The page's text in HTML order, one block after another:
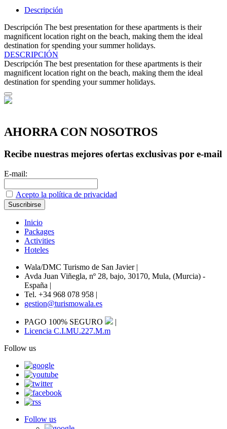
Descripción
Descripción The best presentation for these apartments is their
magnificent location right on the beach, making them the ideal
destination for spending your summer holidays.
DESCRIPCIÓN
Descripción The best presentation for these apartments is their
magnificent location right on the beach, making them the ideal
destination for spending your summer holidays.
AHORRA CON NOSOTROS
Recibe nuestras mejores ofertas exclusivas por e-mail
E-mail:
Acepto la política de privacidad
Inicio
Packages
Activities
Hoteles
Wala/DMC Turismo de San Javier |
Avda Juan Viñegla, nº 28, bajo, 30170, Mula, (Murcia) -
España |
Tel. +34 968 078 958 |
gestion@turismowala.es
PAGO 100% SEGURO
|
Licencia C.I.MU.227.M.m
Follow us
Follow us